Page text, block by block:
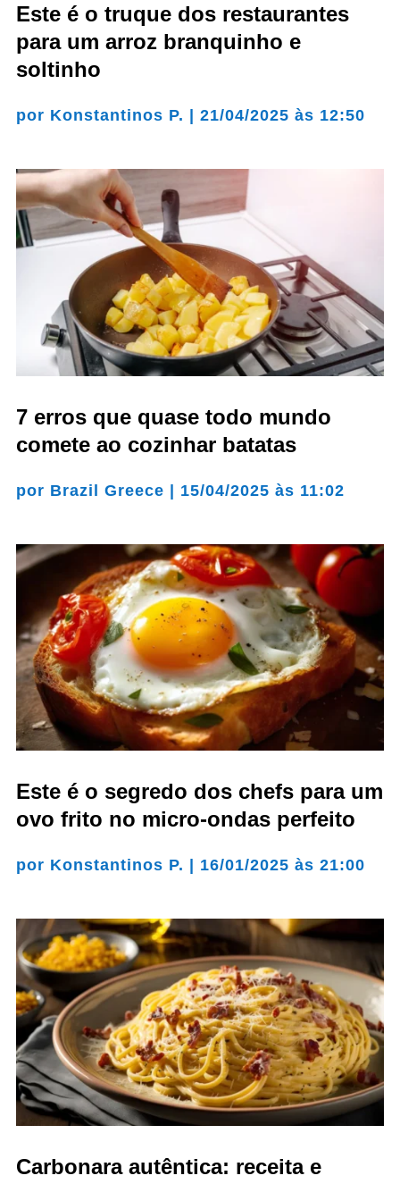
Este é o truque dos restaurantes
para um arroz branquinho e
soltinho
por Konstantinos P. | 21/04/2025 às 12:50
7 erros que quase todo mundo
comete ao cozinhar batatas
por Brazil Greece | 15/04/2025 às 11:02
Este é o segredo dos chefs para um
ovo frito no micro-ondas perfeito
por Konstantinos P. 16/01/2025 às 21:00
Carbonara autêntica: receita e